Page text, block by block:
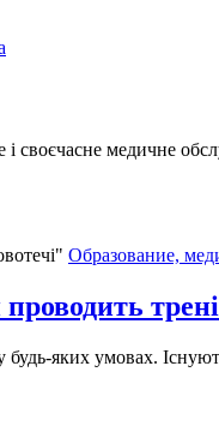
медичне
Образование,
яких умовах.